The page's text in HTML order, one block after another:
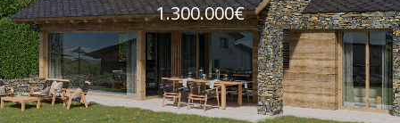
1.300.000€